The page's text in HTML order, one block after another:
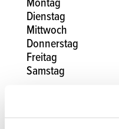
Dienstag
Mittwoch
Donnerstag
Freitag
Samstag